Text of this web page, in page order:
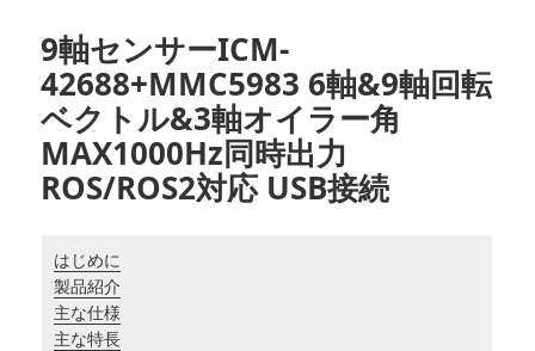
9軸センサーICM-
42688+MMC5983 6軸&9軸回転
ベクトル&3軸オイラー角
MAX1000Hz同時出力
ROS/ROS2対応 USB接続
はじめに
製品紹介
主な仕様
主な特長